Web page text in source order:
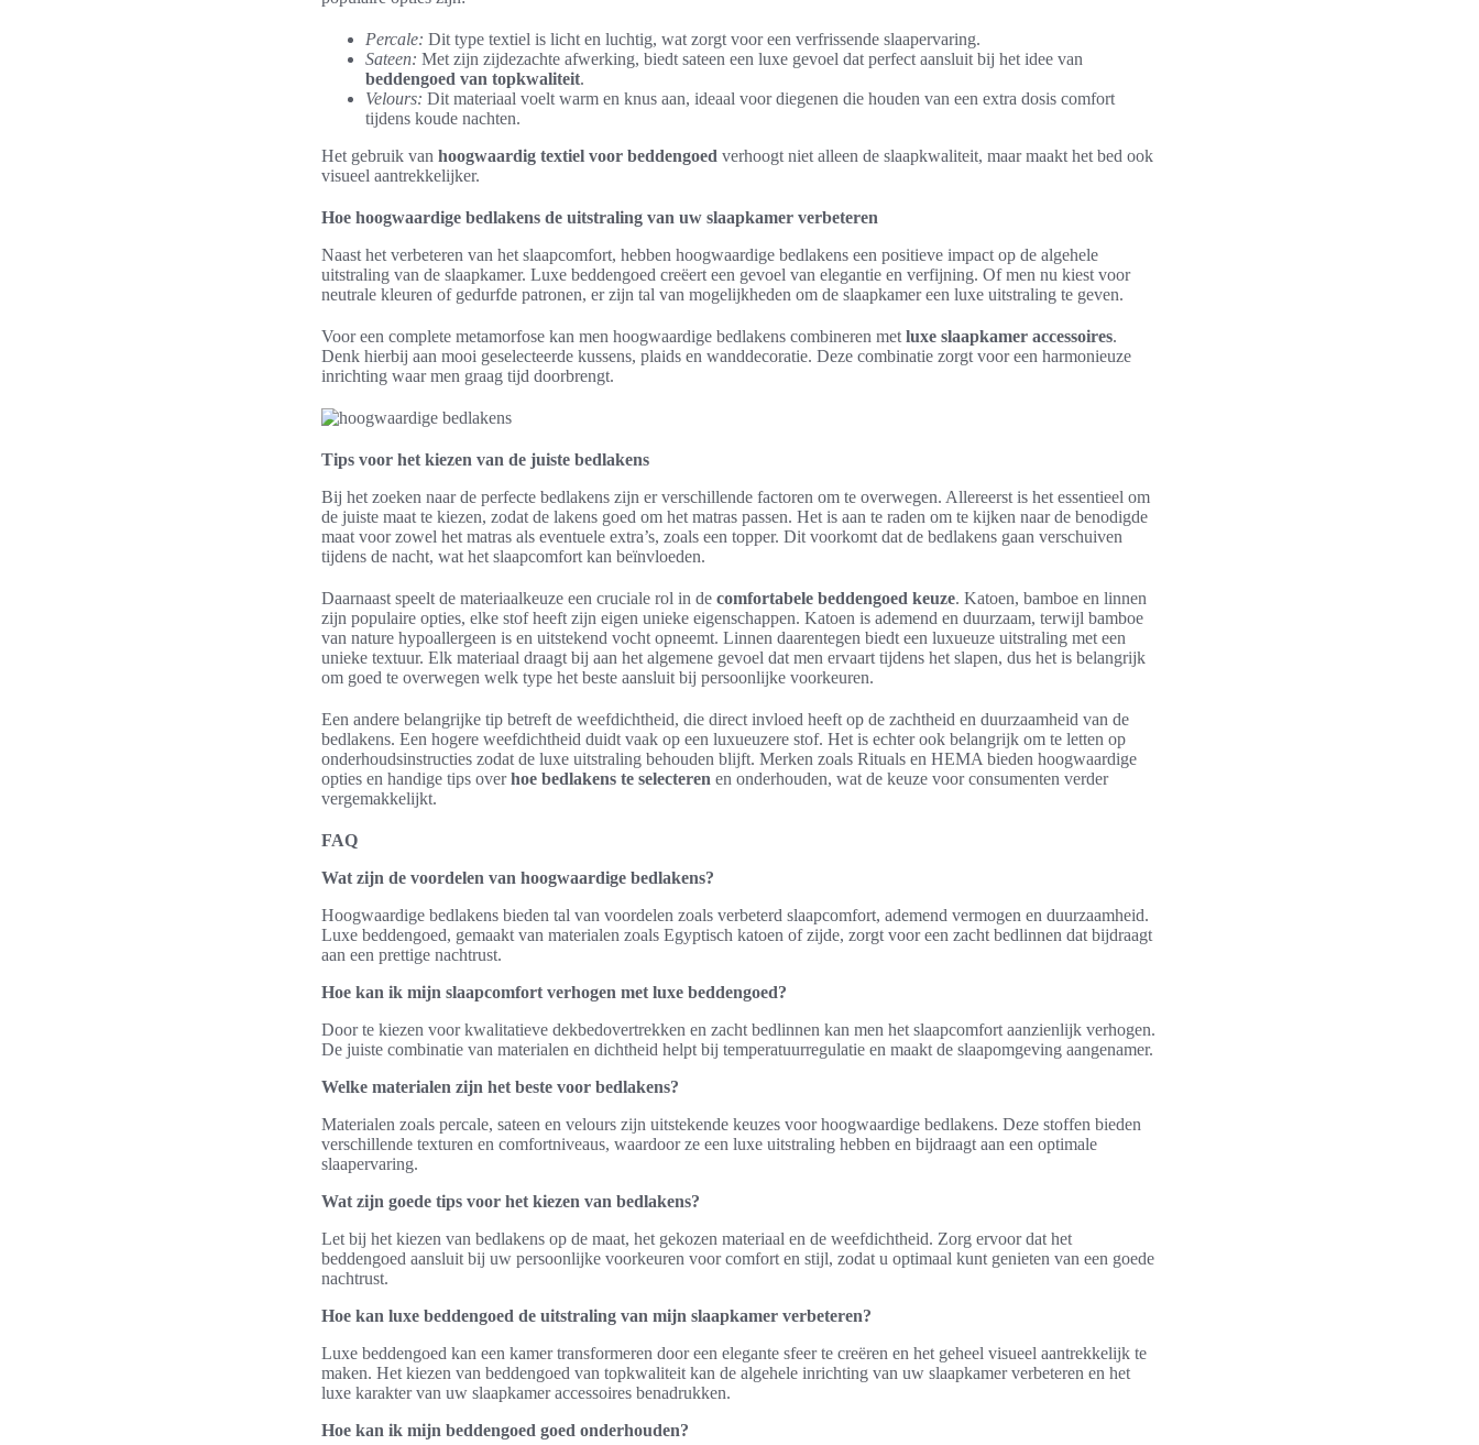
Percale: Dit type textiel is licht en luchtig, wat zorgt voor een verfrissende slaapervaring.
Sateen: Met zijn zijdezachte afwerking, biedt sateen een luxe gevoel dat perfect aansluit bij het idee van
beddengoed van topkwaliteit.
Velours: Dit materiaal voelt warm en knus aan, ideaal voor diegenen die houden van een extra dosis comfort
tijdens koude nachten.
Het gebruik van hoogwaardig textiel voor beddengoed verhoogt niet alleen de slaapkwaliteit, maar maakt het bed ook
visueel aantrekkelijker.
Hoe hoogwaardige bedlakens de uitstraling van uw slaapkamer verbeteren
Naast het verbeteren van het slaapcomfort, hebben hoogwaardige bedlakens een positieve impact op de algehele
uitstraling van de slaapkamer. Luxe beddengoed creëert een gevoel van elegantie en verfijning. Of men nu kiest voor
neutrale kleuren of gedurfde patronen, er zijn tal van mogelijkheden om de slaapkamer een luxe uitstraling te geven.
Voor een complete metamorfose kan men hoogwaardige bedlakens combineren met luxe slaapkamer accessoires.
Denk hierbij aan mooi geselecteerde kussens, plaids en wanddecoratie. Deze combinatie zorgt voor een harmonieuze
inrichting waar men graag tijd doorbrengt.
Tips voor het kiezen van de juiste bedlakens
Bij het zoeken naar de perfecte bedlakens zijn er verschillende factoren om te overwegen. Allereerst is het essentieel om
de juiste maat te kiezen, zodat de lakens goed om het matras passen. Het is aan te raden om te kijken naar de benodigde
maat voor zowel het matras als eventuele extra’s, zoals een topper. Dit voorkomt dat de bedlakens gaan verschuiven
tijdens de nacht, wat het slaapcomfort kan beïnvloeden.
Daarnaast speelt de materiaalkeuze een cruciale rol in de comfortabele beddengoed keuze. Katoen, bamboe en linnen
zijn populaire opties, elke stof heeft zijn eigen unieke eigenschappen. Katoen is ademend en duurzaam, terwijl bamboe
van nature hypoallergeen is en uitstekend vocht opneemt. Linnen daarentegen biedt een luxueuze uitstraling met een
unieke textuur. Elk materiaal draagt bij aan het algemene gevoel dat men ervaart tijdens het slapen, dus het is belangrijk
om goed te overwegen welk type het beste aansluit bij persoonlijke voorkeuren.
Een andere belangrijke tip betreft de weefdichtheid, die direct invloed heeft op de zachtheid en duurzaamheid van de
bedlakens. Een hogere weefdichtheid duidt vaak op een luxueuzere stof. Het is echter ook belangrijk om te letten op
onderhoudsinstructies zodat de luxe uitstraling behouden blijft. Merken zoals Rituals en HEMA bieden hoogwaardige
opties en handige tips overhoe bedlakens te selecteren en onderhouden, wat de keuze voor consumenten verder
vergemakkelijkt.
FAQ
Wat zijn de voordelen van hoogwaardige bedlakens?
Hoogwaardige bedlakens bieden tal van voordelen zoals verbeterd slaapcomfort, ademend vermogen en duurzaamheid.
Luxe beddengoed, gemaakt van materialen zoals Egyptisch katoen of zijde, zorgt voor een zacht bedlinnen dat bijdraagt
aan een prettige nachtrust.
Hoe kan ik mijn slaapcomfort verhogen met luxe beddengoed?
Door te kiezen voor kwalitatieve dekbedovertrekken en zacht bedlinnen kan men het slaapcomfort aanzienlijk verhogen.
De juiste combinatie van materialen en dichtheid helpt bij temperatuurregulatie en maakt de slaapomgeving aangenamer.
Welke materialen zijn het beste voor bedlakens?
Materialen zoals percale, sateen en velours zijn uitstekende keuzes voor hoogwaardige bedlakens. Deze stoffen bieden
verschillende texturen en comfortniveaus, waardoor ze een luxe uitstraling hebben en bijdraagt aan een optimale
slaapervaring.
Wat zijn goede tips voor het kiezen van bedlakens?
Let bij het kiezen van bedlakens op de maat, het gekozen materiaal en de weefdichtheid. Zorg ervoor dat het
beddengoed aansluit bij uw persoonlijke voorkeuren voor comfort en stijl, zodat u optimaal kunt genieten van een goede
nachtrust.
Hoe kan luxe beddengoed de uitstraling van mijn slaapkamer verbeteren?
Luxe beddengoed kan een kamer transformeren door een elegante sfeer te creëren en het geheel visueel aantrekkelijk te
maken. Het kiezen van beddengoed van topkwaliteit kan de algehele inrichting van uw slaapkamer verbeteren en het
luxe karakter van uw slaapkamer accessoires benadrukken.
Hoe kan ik mijn beddengoed goed onderhouden?